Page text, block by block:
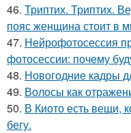
46. Триптих. Триптих.
пояс женщина стоит в
47. Нейрофотосессия
фотосессии: почему
48. Новогодние кадры
49. Волосы как
50. В Киото есть вещи,
бегу.